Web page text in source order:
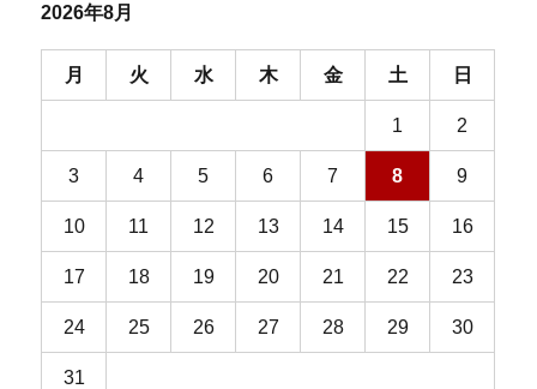
2026年8月
月 火 水 木 金 土 日
1 2
3 4 5 6 7 8 9
10 11 12 13 14 15 16
17 18 19 20 21 22 23
24 25 26 27 28 29 30
31